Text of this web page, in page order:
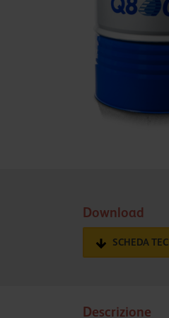
Download
SCHEDA
Descrizione